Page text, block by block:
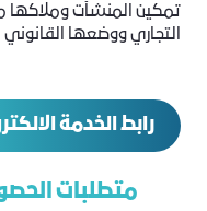
تمكين المنشآت وملاكها
التجاري ووضعها القانوني
رابط الخدمة
متطلبات